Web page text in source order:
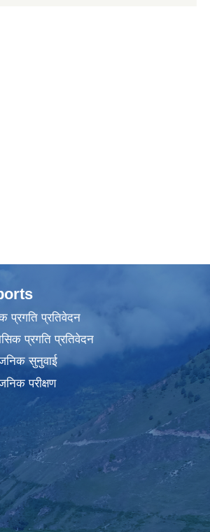
प्रगति प्रतिवेदन
प्रगति प्रतिवेदन
सुनुवाई
परीक्षण